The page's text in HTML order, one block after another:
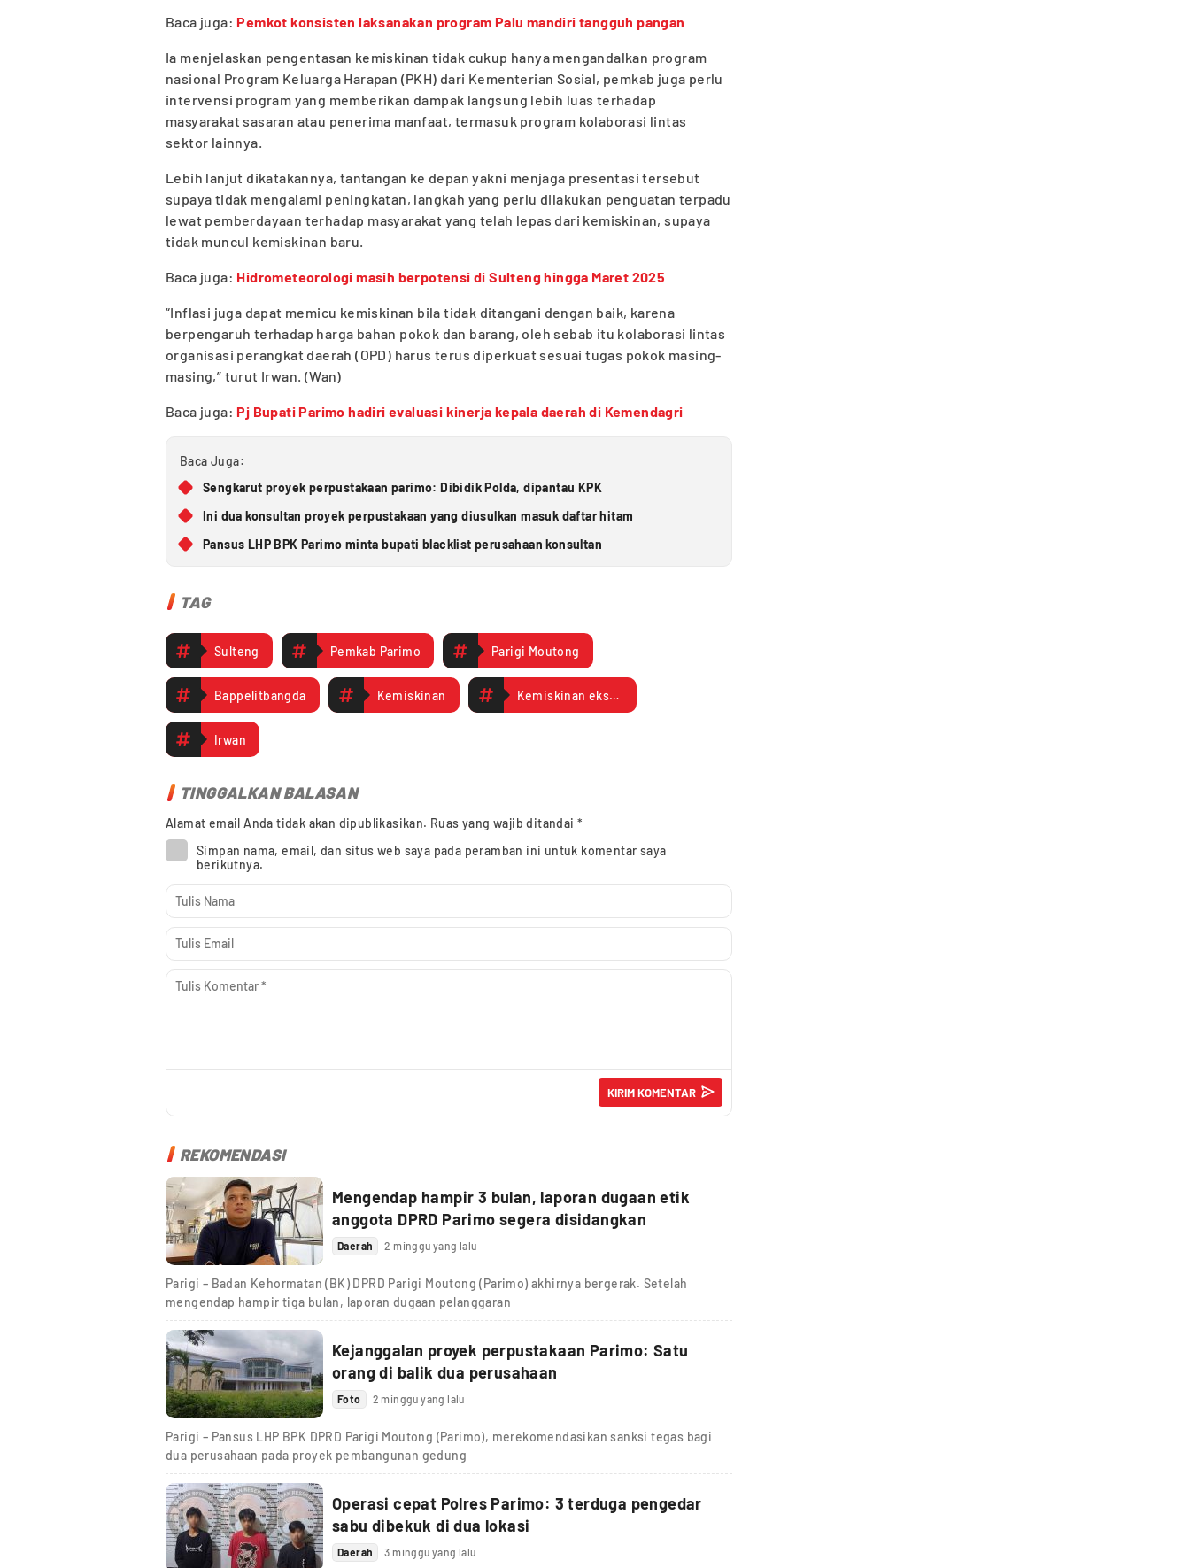
Baca juga:Pemkot konsisten laksanakan program Palu mandiri tangguh pangan
Ia menjelaskan pengentasan kemiskinan tidak cukup hanya mengandalkan program
nasional Program Keluarga Harapan (PKH) dari Kementerian Sosial, pemkab juga perlu
intervensi program yang memberikan dampak langsung lebih luas terhadap
masyarakat sasaran atau penerima manfaat, termasuk program kolaborasi lintas
sektor lainnya.
Lebih lanjut dikatakannya, tantangan ke depan yakni menjaga presentasi tersebut
supaya tidak mengalami peningkatan, langkah yang perlu dilakukan penguatan terpadu
lewat pemberdayaan terhadap masyarakat yang telah lepas dari kemiskinan, supaya
tidak muncul kemiskinan baru.
Baca juga: Hidrometeorologi masih berpotensi di Sulteng hingga Maret 2025
“Inflasi juga dapat memicu kemiskinan bila tidak ditangani dengan baik, karena
berpengaruh terhadap harga bahan pokok dan barang, oleh sebab itu kolaborasi lintas
organisasi perangkat daerah (OPD) harus terus diperkuat sesuai tugas pokok masing-
masing,” turut Irwan. (Wan)
Baca juga:Pj Bupati Parimo hadiri evaluasi kinerja kepala daerah di Kemendagri
Baca Juga:
Sengkarut proyek perpustakaan parimo: Dibidik Polda, dipantau KPK
Ini dua konsultan proyek perpustakaan yang diusulkan masuk daftar hitam
Pansus LHP BPK Parimo minta bupati blacklist perusahaan konsultan
TAG
Sulteng Pemkab Parimo Parigi Moutong
Bappelitbangda Kemiskinan Kemiskinan ekstrim
Irwan
TINGGALKAN BALASAN
Alamat email Anda tidak akan dipublikasikan. Ruas yang wajib ditandai*
Simpan nama, email, dan situs web saya pada peramban ini untuk komentar saya
berikutnya.
REKOMENDASI
Mengendap hampir 3 bulan, laporan dugaan etik
anggota DPRD Parimo segera disidangkan
Daerah 2 minggu yang lalu
Parigi – Badan Kehormatan (BK) DPRD Parigi Moutong (Parimo) akhirnya bergerak. Setelah
mengendap hampir tiga bulan, laporan dugaan pelanggaran
Kejanggalan proyek perpustakaan Parimo: Satu
orang di balik dua perusahaan
Foto 2 minggu yang lalu
Parigi – Pansus LHP BPK DPRD Parigi Moutong (Parimo), merekomendasikan sanksi tegas bagi
dua perusahaan pada proyek pembangunan gedung
Operasi cepat Polres Parimo: 3 terduga pengedar
sabu dibekuk di dua lokasi
Daerah 3 minggu yang lalu